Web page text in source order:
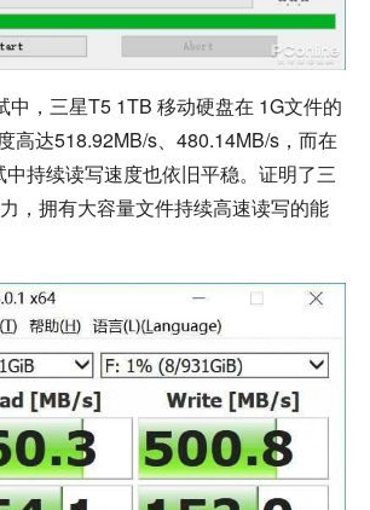
中，三星T5 1TB 移动硬盘在 1G文件的
高达518.92MB/s、480.14MB/s，而在
持续读写速度也依旧平稳。证明了三
，拥有大容量文件持续高速读写的能